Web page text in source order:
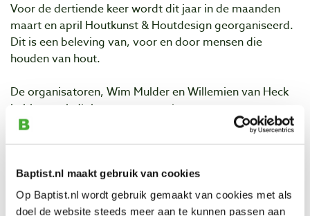
Baptist.nl maakt gebruik van cookies
Op Baptist.nl wordt gebruik gemaakt van cookies met als
doel de website steeds meer aan te kunnen passen aan
Voor de dertiende keer wordt dit jaar in de maanden
maart en april Houtkunst & Houtdesign georganiseerd.
Dit is een beleving van, voor en door mensen die
houden van hout.
De organisatoren, Wim Mulder en Willemien van Heck
hebben ook dit keer weer een nieuwe groep
enthousiaste houtkunstenaars bereid gevonden, om
zich gezamenlijk te presenteren, op een wijze die zeer
Aan de Houtkunst & Houtdesign werken onder andere
mee: meubeldesigners, een houtdraaier, beeldhouwers,
een landschapsschilder, een houtsnede kunstenaar, enz.